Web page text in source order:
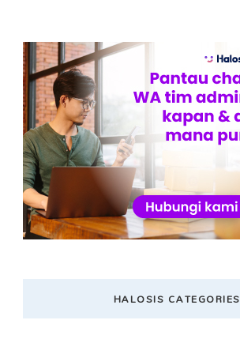
HALOSIS CATEGORIES